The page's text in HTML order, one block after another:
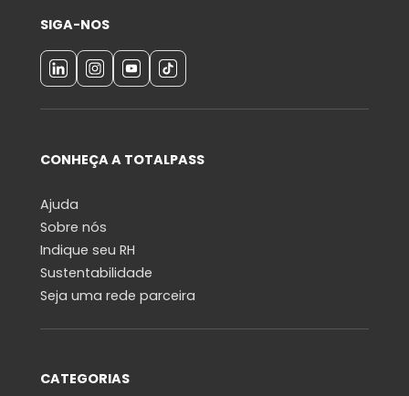
SIGA-NOS
CONHEÇA A TOTALPASS
Ajuda
Sobre nós
Indique seu RH
Sustentabilidade
Seja uma rede parceira
CATEGORIAS